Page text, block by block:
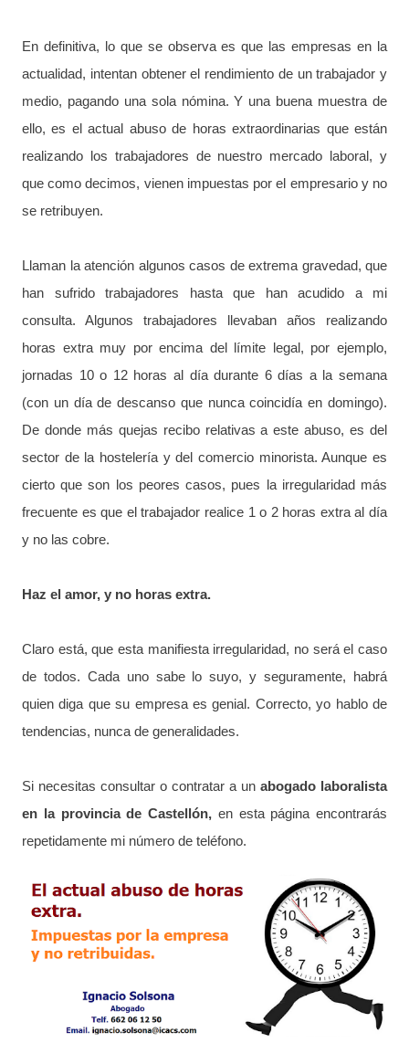
En definitiva, lo que se observa es que las empresas en la
actualidad, intentan obtener el rendimiento de un trabajador y
medio, pagando una sola nómina. Y una buena muestra de
ello, es el actual abuso de horas extraordinarias que están
realizando los trabajadores de nuestro mercado laboral, y
que como decimos, vienen impuestas por el empresario y no
se retribuyen.
Llaman la atención algunos casos de extrema gravedad, que
han sufrido trabajadores hasta que han acudido a mi
consulta. Algunos trabajadores llevaban años realizando
horas extra muy por encima del límite legal, por ejemplo,
jornadas 10 o 12 horas al día durante 6 días a la semana
(con un día de descanso que nunca coincidía en domingo).
De donde más quejas recibo relativas a este abuso, es del
sector de la hostelería y del comercio minorista. Aunque es
cierto que son los peores casos, pues la irregularidad más
frecuente es que el trabajador realice 1 o 2 horas extra al día
y no las cobre.
Haz el amor, y no horas extra.
Claro está, que esta manifiesta irregularidad, no será el caso
de todos. Cada uno sabe lo suyo, y seguramente, habrá
quien diga que su empresa es genial. Correcto, yo hablo de
tendencias, nunca de generalidades.
Si necesitas consultar o contratar a un abogado laboralista
en la provincia de Castellón, en esta página encontrarás
repetidamente mi número de teléfono.